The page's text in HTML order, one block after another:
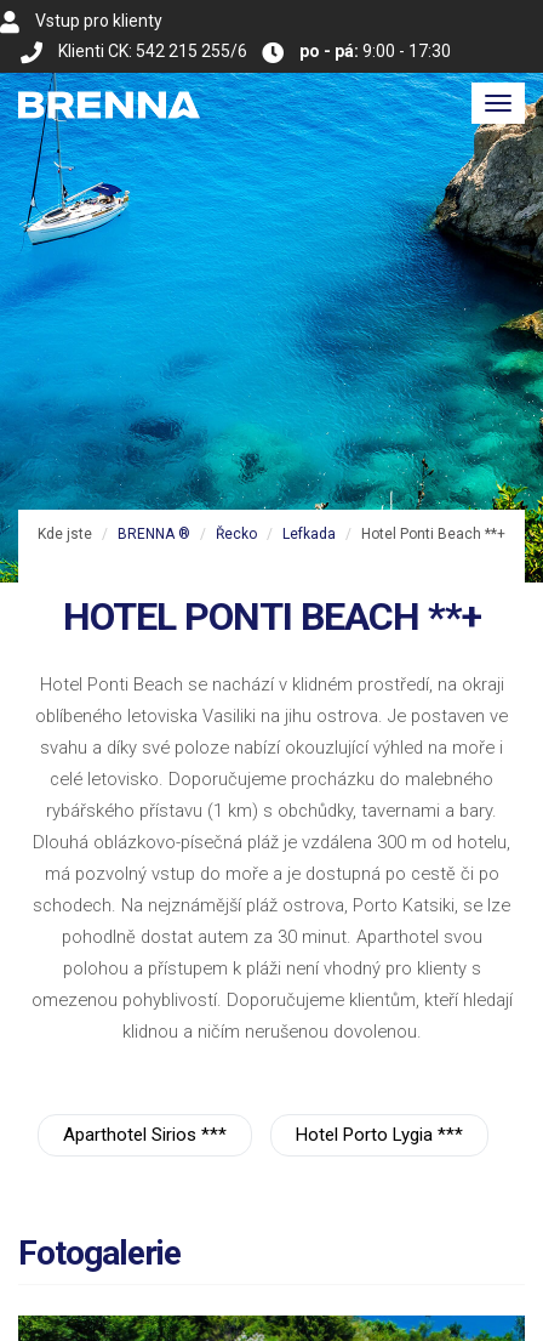
Vstup pro klienty
Klienti CK: 542 215 255/6
po - pá: 9:00 - 17:30
Kde jste BRENNA ® Řecko Lefkada Hotel Ponti Beach **+
HOTEL PONTI BEACH **+
Hotel Ponti Beach se nachází v klidném prostředí, na okraji
oblíbeného letoviska Vasiliki na jihu ostrova. Je postaven ve
svahu a díky své poloze nabízí okouzlující výhled na moře i
celé letovisko. Doporučujeme procházku do malebného
rybářského přístavu (1 km) s obchůdky, tavernami a bary.
Dlouhá oblázkovo-písečná pláž je vzdálena 300 m od hotelu,
má pozvolný vstup do moře a je dostupná po cestě či po
schodech. Na nejznámější pláž ostrova, Porto Katsiki, se lze
pohodlně dostat autem za 30 minut. Aparthotel svou
polohou a přístupem k pláži není vhodný pro klienty s
omezenou pohyblivostí. Doporučujeme klientům, kteří hledají
klidnou a ničím nerušenou dovolenou.
Aparthotel Sirios *** Hotel Porto Lygia ***
Fotogalerie